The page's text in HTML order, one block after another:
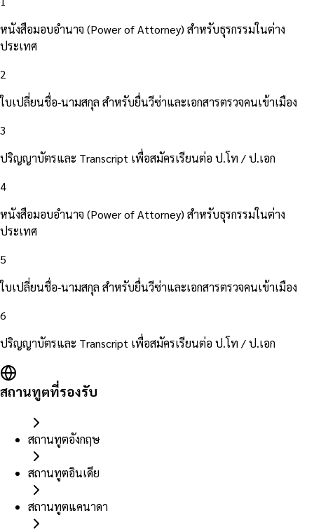
หนังสือมอบอำนาจ (Power of Attorney) สำหรับธุรกรรมในต่าง
ประเทศ
2
ใบเปลี่ยนชื่อ-นามสกุล สำหรับยื่นวีซ่าและเอกสารตรวจคนเข้าเมือง
3
ปริญญาบัตรและ Transcript เพื่อสมัครเรียนต่อ ป.โท / ป.เอก
4
หนังสือมอบอำนาจ (Power of Attorney) สำหรับธุรกรรมในต่าง
ประเทศ
5
ใบเปลี่ยนชื่อ-นามสกุล สำหรับยื่นวีซ่าและเอกสารตรวจคนเข้าเมือง
6
ปริญญาบัตรและ Transcript เพื่อสมัครเรียนต่อ ป.โท / ป.เอก
สถานทูตที่รองรับ
สถานทูตอังกฤษ
สถานทูตอินเดีย
สถานทูตแคนาดา